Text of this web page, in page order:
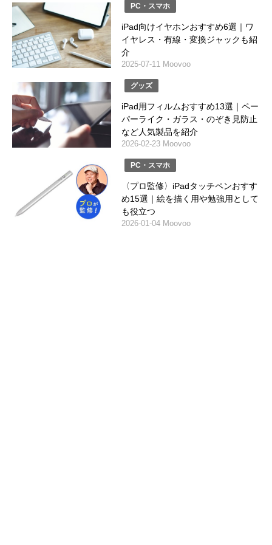
PC・スマホ
iPad向けイヤホンおすすめ6選｜ワ
イヤレス・有線・変換ジャックも紹
介
2025-07-11 Moovoo
グッズ
iPad用フィルムおすすめ13選｜ペー
パーライク・ガラス・のぞき見防止
など人気製品を紹介
2026-02-23 Moovoo
PC・スマホ
〈プロ監修〉iPadタッチペンおすす
め15選｜絵を描く用や勉強用として
も役立つ
2026-01-04 Moovoo